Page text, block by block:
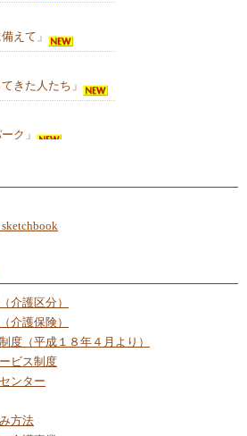
えて」
きた人たち」
ク」
ロボット
Ｏ法人では「アカ
ん。個人の情報漏
口】kamagaya-
フリーダイヤルの
電話連絡は一切行わ
す。
います
介護区分）
介護保険）
度（平成１８年４月より）
ビス制度
ンター
方法